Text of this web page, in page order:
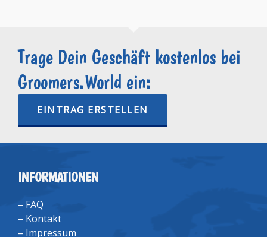
Trage Dein Geschäft kostenlos bei
Groomers.World ein:
EINTRAG ERSTELLEN
INFORMATIONEN
– FAQ
– Kontakt
– Impressum